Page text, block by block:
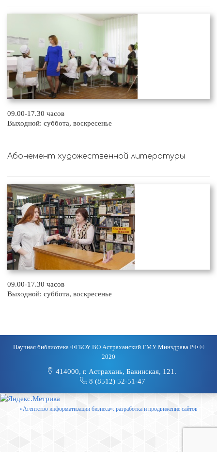
09.00-17.30 часов
Выходной: суббота, воскресенье
Абонемент художественной литературы
09.00-17.30 часов
Выходной: суббота, воскресенье
Научная библиотека ФГБОУ ВО Астраханский ГМУ Минздрава РФ ©
2020
414000, г. Астрахань, Бакинская, 121.
8 (8512) 52-51-47
«Агентство информатизации бизнеса»: разработка и продвижение сайтов